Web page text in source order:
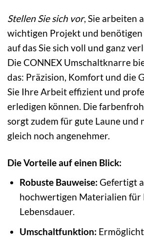
Stellen Sie sich vor, Sie arbeiten
wichtigen Projekt und benötigen
auf das Sie sich voll und ganz
Die CONNEX Umschaltknarre
das: Präzision, Komfort und die
Sie Ihre Arbeit effizient und
erledigen können. Die
sorgt zudem für gute Laune und
gleich noch angenehmer.
Die Vorteile auf einen Blick:
Robuste Bauweise: Gefertigt
hochwertigen Materialien für
Lebensdauer.
Umschaltfunktion: